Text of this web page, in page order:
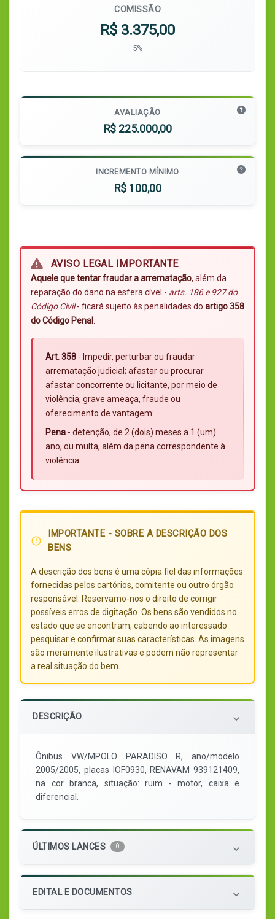
COMISSÃO
R$ 3.375,00
5%
AVALIAÇÃO
R$ 225.000,00
INCREMENTO MÍNIMO
R$ 100,00
AVISO LEGAL IMPORTANTE
Aquele que tentar fraudar a arrematação, além da
reparação do dano na esfera cível - arts. 186 e 927 do
Código Civil- ficará sujeito às penalidades do artigo 358
do Código Penal:
Art. 358 - Impedir, perturbar ou fraudar
arrematação judicial; afastar ou procurar
afastar concorrente ou licitante, por meio de
violência, grave ameaça, fraude ou
oferecimento de vantagem:
Pena - detenção, de 2 (dois) meses a 1 (um)
ano, ou multa, além da pena correspondente à
violência.
error_outline
IMPORTANTE - SOBRE A DESCRIÇÃO DOS
BENS
A descrição dos bens é uma cópia fiel das informações
fornecidas pelos cartórios, comitente ou outro órgão
responsável. Reservamo-nos o direito de corrigir
possíveis erros de digitação. Os bens são vendidos no
estado que se encontram, cabendo ao interessado
pesquisar e confirmar suas características. As imagens
são meramente ilustrativas e podem não representar
a real situação do bem.
DESCRIÇÃO keyboard_arrow_down
Ônibus VW/MPOLO PARADISO R, ano/modelo
2005/2005, placas IOF0930, RENAVAM 939121409,
na cor branca, situação: ruim - motor, caixa e
diferencial.
ÚLTIMOS LANCES 0 keyboard_arrow_down
EDITAL E DOCUMENTOS keyboard_arrow_down